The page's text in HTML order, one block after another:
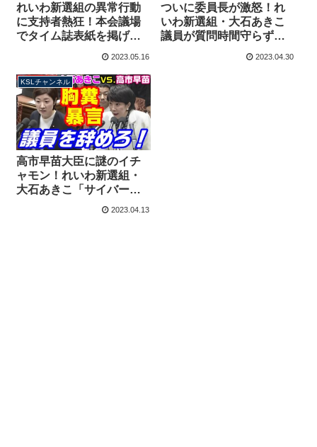
れいわ新選組の異常行動
に支持者熱狂！本会議場
でタイム誌表紙を掲げる
暴挙、委員会では繰り返
2023.05.16
ついに委員長が激怒！れ
いわ新選組・大石あきこ
議員が質問時間守らず
「いつも時間オーバーし
2023.04.30
KSLチャンネル
高市早苗大臣に謎のイチ
ャモン！れいわ新選組・
大石あきこ「サイバー攻
撃を受けたら議員辞職し
2023.04.13